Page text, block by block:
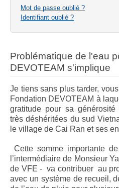
Mot de passe oublié ?
Identifiant oublié ?
Problématique de l'eau
DEVOTEAM s'implique
Je tiens sans plus tarder,
Fondation DEVOTEAM à
gratitude pour sa
très déshéritées du sud
le village de Cai Ran et ses
Cette somme importante
l’intermédiaire de Monsieur
de VFE - va contribuer au
avec un système de recueil,